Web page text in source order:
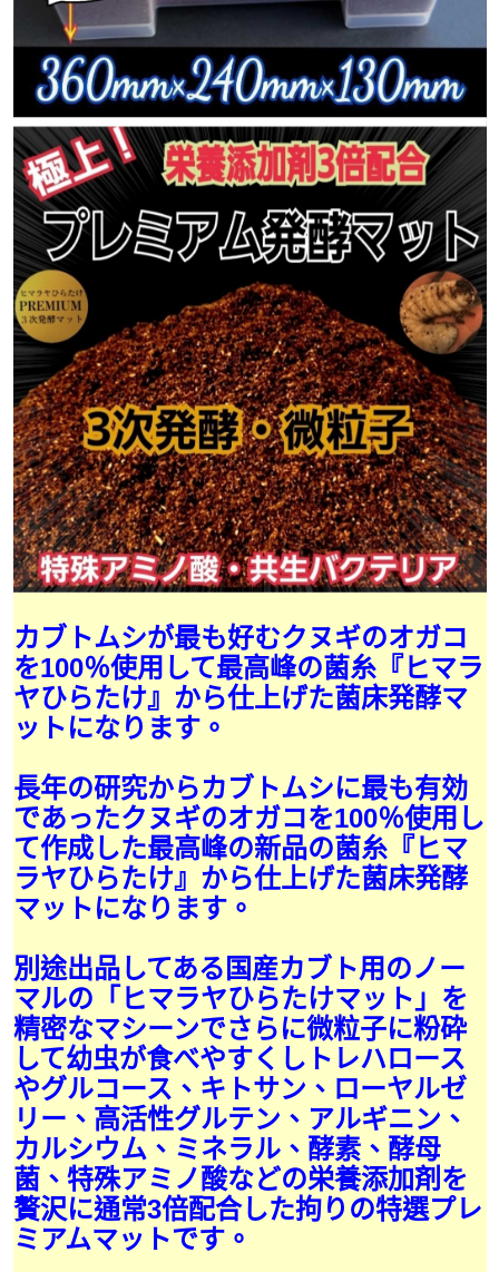
カブトムシが最も好むクヌギのオガコ
を100％使用して最高峰の菌糸『ヒマラ
ヤひらたけ』から仕上げた菌床発酵マ
ットになります。
長年の研究からカブトムシに最も有効
であったクヌギのオガコを100％使用し
て作成した最高峰の新品の菌糸『ヒマ
ラヤひらたけ』から仕上げた菌床発酵
マットになります。
別途出品してある国産カブト用のノー
マルの「ヒマラヤひらたけマット」を
精密なマシーンでさらに微粒子に粉砕
して幼虫が食べやすくしトレハロース
やグルコース、キトサン、ローヤルゼ
リー、高活性グルテン、アルギニン、
カルシウム、ミネラル、酵素、酵母
菌、特殊アミノ酸などの栄養添加剤を
贅沢に通常3倍配合した拘りの特選プレ
ミアムマットです。